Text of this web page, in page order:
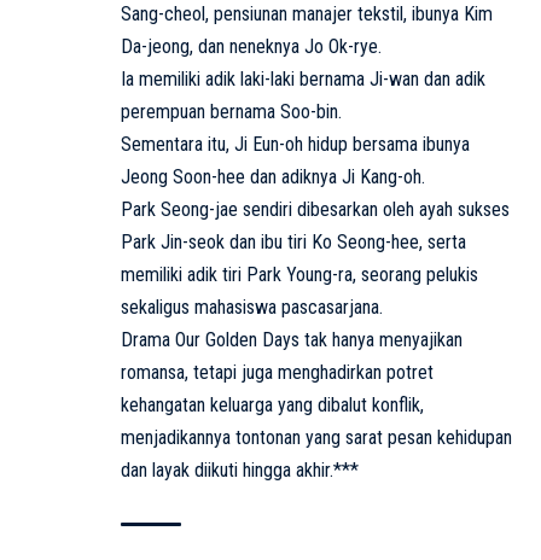
Sang-cheol, pensiunan manajer tekstil, ibunya Kim
Da-jeong, dan neneknya Jo Ok-rye.
Ia memiliki adik laki-laki bernama Ji-wan dan adik
perempuan bernama Soo-bin.
Sementara itu, Ji Eun-oh hidup bersama ibunya
Jeong Soon-hee dan adiknya Ji Kang-oh.
Park Seong-jae sendiri dibesarkan oleh ayah sukses
Park Jin-seok dan ibu tiri Ko Seong-hee, serta
memiliki adik tiri Park Young-ra, seorang pelukis
sekaligus mahasiswa pascasarjana.
Drama Our Golden Days tak hanya menyajikan
romansa, tetapi juga menghadirkan potret
kehangatan keluarga yang dibalut konflik,
menjadikannya tontonan yang sarat pesan kehidupan
dan layak diikuti hingga akhir.***